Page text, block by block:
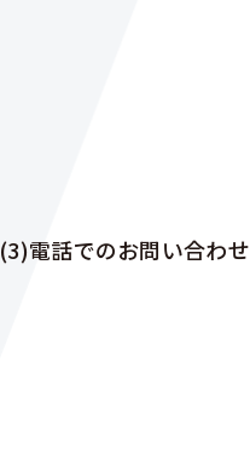
(3)電話でのお問い合わせ